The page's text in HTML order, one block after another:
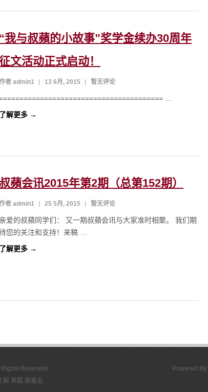
“我与叔蘋的小故事”奖学金续办30周年
文活动正式启动！
者 admin1 13 6月, 2015 暂无评论
…
了解更多 →
蘋会讯2015年第2期（总第152期）
者 admin1 25 5月, 2015 暂无评论
亲爱的叔蘋同学们： 又一期叔蘋会讯与大家准时相聚。 我们期
您的关注和支持！来稿 …
了解更多 →
Rights Reserved.
毅 宋磊 周鉴云
Powered By: